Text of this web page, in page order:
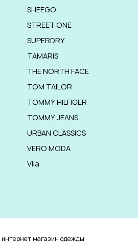
SHEEGO
STREET ONE
SUPERDRY
TAMARIS
THE NORTH FACE
TOM TAILOR
TOMMY HILFIGER
TOMMY JEANS
URBAN CLASSICS
VERO MODA
Vila
интернет магазин одежды